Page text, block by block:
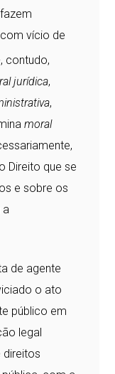
vício de
contudo,
jurídica,
,
moral
Direito que se
e sobre os
a
de agente
o ato
público em
legal
direitos